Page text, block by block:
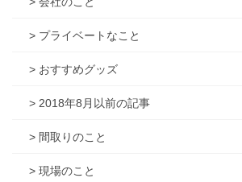
> プライベートなこと
> おすすめグッズ
> 2018年8月以前の記事
> 間取りのこと
> 現場のこと